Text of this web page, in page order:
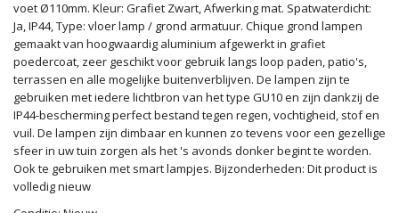
voet Ø110mm. Kleur: Grafiet Zwart, Afwerking mat. Spatwaterdicht:
Ja, IP44, Type: vloer lamp / grond armatuur. Chique grond lampen
gemaakt van hoogwaardig aluminium afgewerkt in grafiet
poedercoat, zeer geschikt voor gebruik langs loop paden, patio's,
terrassen en alle mogelijke buitenverblijven. De lampen zijn te
gebruiken met iedere lichtbron van het type GU10 en zijn dankzij de
IP44-bescherming perfect bestand tegen regen, vochtigheid, stof en
vuil. De lampen zijn dimbaar en kunnen zo tevens voor een gezellige
sfeer in uw tuin zorgen als het 's avonds donker begint te worden.
Ook te gebruiken met smart lampjes. Bijzonderheden: Dit product is
volledig nieuw